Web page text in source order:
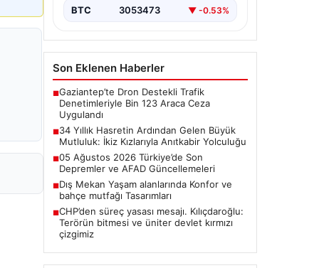
BTC 3053473 ▼ -0.53%
Son Eklenen Haberler
■Gaziantep’te Dron Destekli Trafik
Denetimleriyle Bin 123 Araca Ceza
Uygulandı
■34 Yıllık Hasretin Ardından Gelen Büyük
Mutluluk: İkiz Kızlarıyla Anıtkabir Yolculuğu
■05 Ağustos 2026 Türkiye’de Son
Depremler ve AFAD Güncellemeleri
■Dış Mekan Yaşam alanlarında Konfor ve
bahçe mutfağı Tasarımları
■CHP’den süreç yasası mesajı. Kılıçdaroğlu:
Terörün bitmesi ve üniter devlet kırmızı
çizgimiz